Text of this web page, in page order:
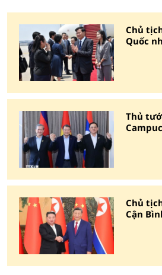
Chủ
Quốc
Thủ
Chủ
Cận